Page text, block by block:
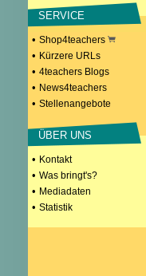
SERVICE
• Shop4teachers
• Kürzere URLs
• 4teachers Blogs
• News4teachers
• Stellenangebote
ÜBER UNS
• Kontakt
• Was bringt's?
• Mediadaten
• Statistik